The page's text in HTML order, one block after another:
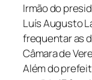
Irmão do
Luís Augusto
frequentar as
Câmara de
Além do